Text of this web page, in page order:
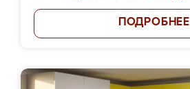
ПОДРОБНЕЕ